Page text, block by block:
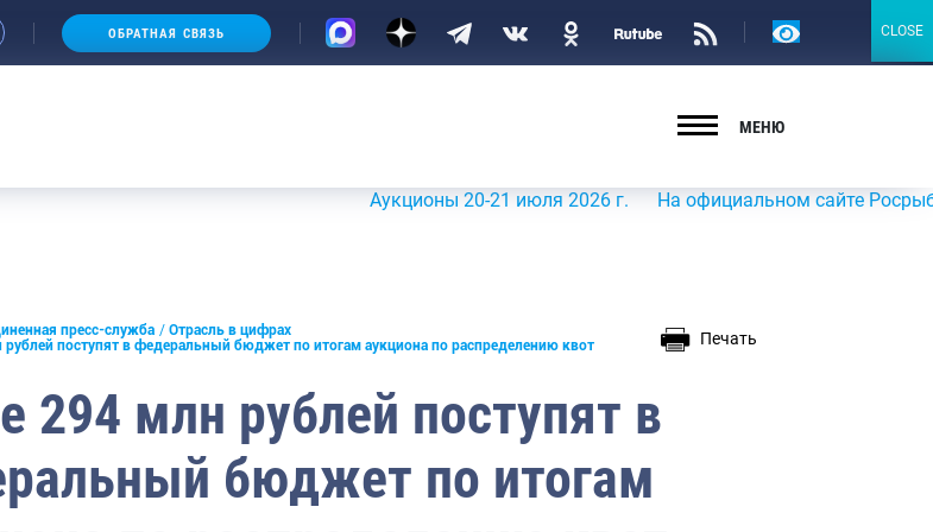
ОБРАТНАЯ СВЯЗЬ
Версия
МЕНЮ
Аукционы 20-21 июля 2026 г. На официальном сайте
пресс-служба
Отрасль в цифрах
рублей поступят в федеральный бюджет по итогам аукциона по распределению квот
Печать
294 млн рублей поступят в
бюджет по итогам
CLOSE
CLOSE